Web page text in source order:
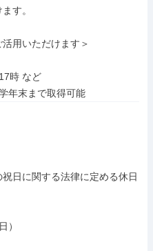
す。
用いただけます＞
年末まで取得可能
日に関する法律に定める休日
）